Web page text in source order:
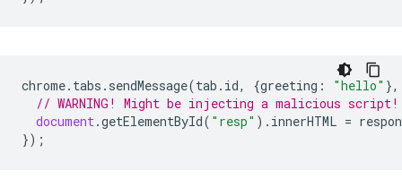
chrome. tabs . sendMessage(tab . id, {greeting : "hello" },
// WARNING! Might be injecting a malicious script!
document.getElementById( "resp" ). innerHTML =
});